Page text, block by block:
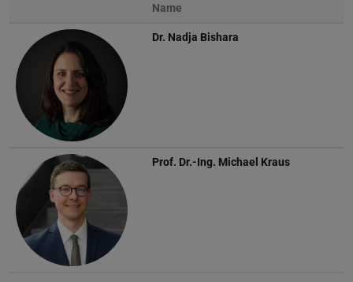
Name
Dr. Nadja Bishara
Prof. Dr.-Ing. Michael Kraus